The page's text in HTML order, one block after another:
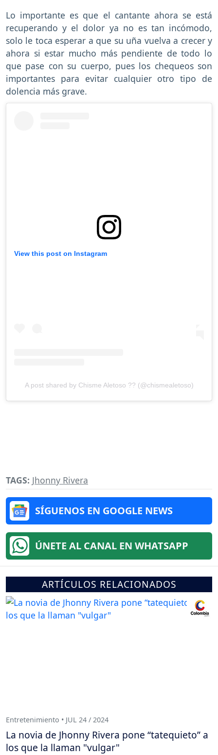
Lo importante es que el cantante ahora se está
recuperando y el dolor ya no es tan incómodo,
solo le toca esperar a que su uña vuelva a crecer y
ahora si estar mucho más pendiente de todo lo
que pase con su cuerpo, pues los chequeos son
importantes para evitar cualquier otro tipo de
dolencia más grave.
View this post on Instagram
A post shared by Chisme Aletoso ?? (@chismealetoso)
TAGS: Jhonny Rivera
SÍGUENOS EN GOOGLE NEWS
ÚNETE AL CANAL EN WHATSAPP
ARTÍCULOS RELACIONADOS
Entretenimiento • JUL 24 / 2024
La novia de Jhonny Rivera pone “tatequieto” a
los que la llaman "vulgar"